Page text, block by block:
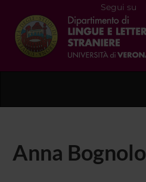
Segui su
Anna Bognolo